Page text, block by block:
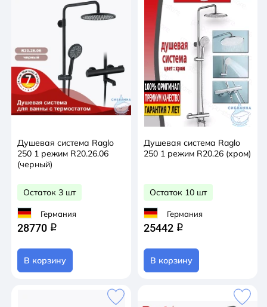
Душевая система Raglo
250 1 режим R20.26.06
(черный)
Остаток 3 шт
Германия
28770 q
В корзину
Душевая система Raglo
250 1 режим R20.26 (хром)
Остаток 10 шт
Германия
25442 q
В корзину